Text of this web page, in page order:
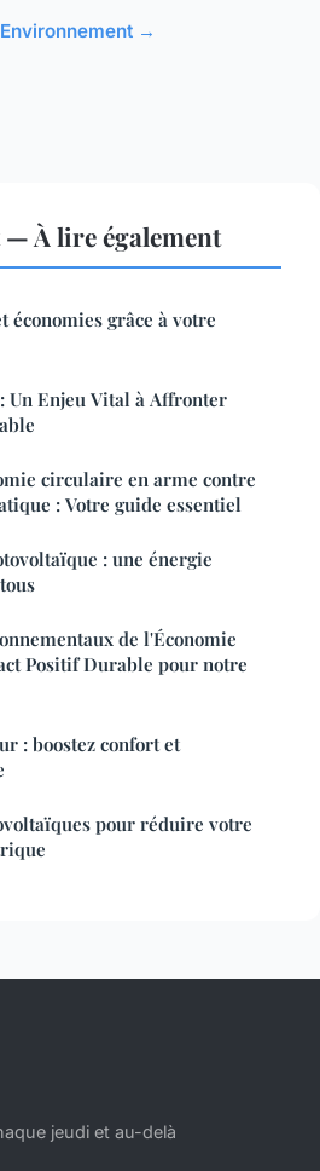
→
À lire également
économies grâce à votre
Un Enjeu Vital à Affronter
circulaire en arme contre
: Votre guide essentiel
: une énergie
de l'Économie
Positif Durable pour notre
: boostez confort et
pour réduire votre
jeudi et au-delà